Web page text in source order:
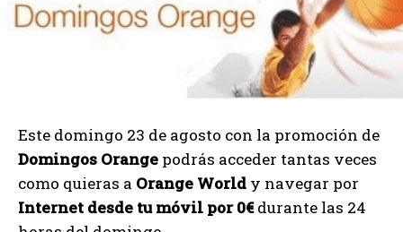
Este domingo 23 de agosto con la promoción de
Domingos Orange podrás acceder tantas veces
como quieras a Orange World y navegar por
Internet desde tu móvil por 0€durante las 24